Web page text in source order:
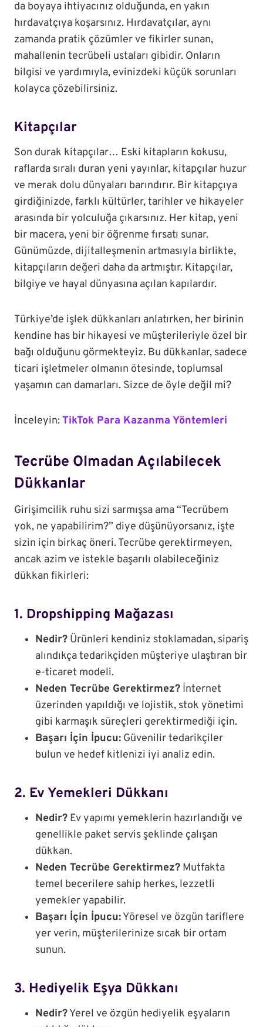
da boyaya ihtiyacınız olduğunda, en yakın
hırdavatçıya koşarsınız. Hırdavatçılar, aynı
zamanda pratik çözümler ve fikirler sunan,
mahallenin tecrübeli ustaları gibidir. Onların
bilgisi ve yardımıyla, evinizdeki küçük sorunları
kolayca çözebilirsiniz.
Kitapçılar
Son durak kitapçılar… Eski kitapların kokusu,
raflarda sıralı duran yeni yayınlar, kitapçılar huzur
ve merak dolu dünyaları barındırır. Bir kitapçıya
girdiğinizde, farklı kültürler, tarihler ve hikayeler
arasında bir yolculuğa çıkarsınız. Her kitap, yeni
bir macera, yeni bir öğrenme fırsatı sunar.
Günümüzde, dijitalleşmenin artmasıyla birlikte,
kitapçıların değeri daha da artmıştır. Kitapçılar,
bilgiye ve hayal dünyasına açılan kapılardır.
Türkiye’de işlek dükkanları anlatırken, her birinin
kendine has bir hikayesi ve müşterileriyle özel bir
bağı olduğunu görmekteyiz. Bu dükkanlar, sadece
ticari işletmeler olmanın ötesinde, toplumsal
yaşamın can damarları. Sizce de öyle değil mi?
İnceleyin:TikTok Para Kazanma Yöntemleri
Tecrübe Olmadan Açılabilecek
Dükkanlar
Girişimcilik ruhu sizi sarmışsa ama “Tecrübem
yok, ne yapabilirim?” diye düşünüyorsanız, işte
sizin için birkaç öneri. Tecrübe gerektirmeyen,
ancak azim ve istekle başarılı olabileceğiniz
dükkan fikirleri:
1. Dropshipping Mağazası
Nedir? Ürünleri kendiniz stoklamadan, sipariş
alındıkça tedarikçiden müşteriye ulaştıran bir
e-ticaret modeli.
Neden Tecrübe Gerektirmez? İnternet
üzerinden yapıldığı ve lojistik, stok yönetimi
gibi karmaşık süreçleri gerektirmediği için.
Başarı İçin İpucu: Güvenilir tedarikçiler
bulun ve hedef kitlenizi iyi analiz edin.
2. Ev Yemekleri Dükkanı
Nedir? Ev yapımı yemeklerin hazırlandığı ve
genellikle paket servis şeklinde çalışan
dükkan.
Neden Tecrübe Gerektirmez? Mutfakta
temel becerilere sahip herkes, lezzetli
yemekler yapabilir.
Başarı İçin İpucu:Yöresel ve özgün tariflere
yer verin, müşterilerinize sıcak bir ortam
sunun.
3. Hediyelik Eşya Dükkanı
Nedir?Yerel ve özgün hediyelik eşyaların